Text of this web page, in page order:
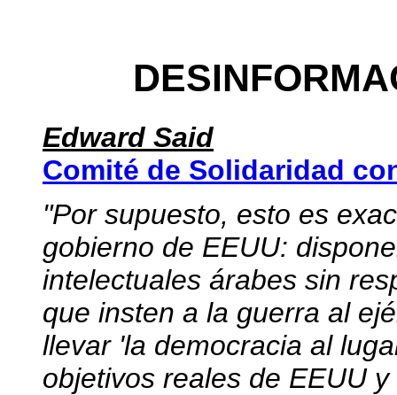
Edward Said
Comité de Solidaridad
"Por supuesto, esto es
gobierno de EEUU:
intelectuales árabes sin
que insten a la guerra al
llevar 'la democracia al
objetivos reales de EEUU